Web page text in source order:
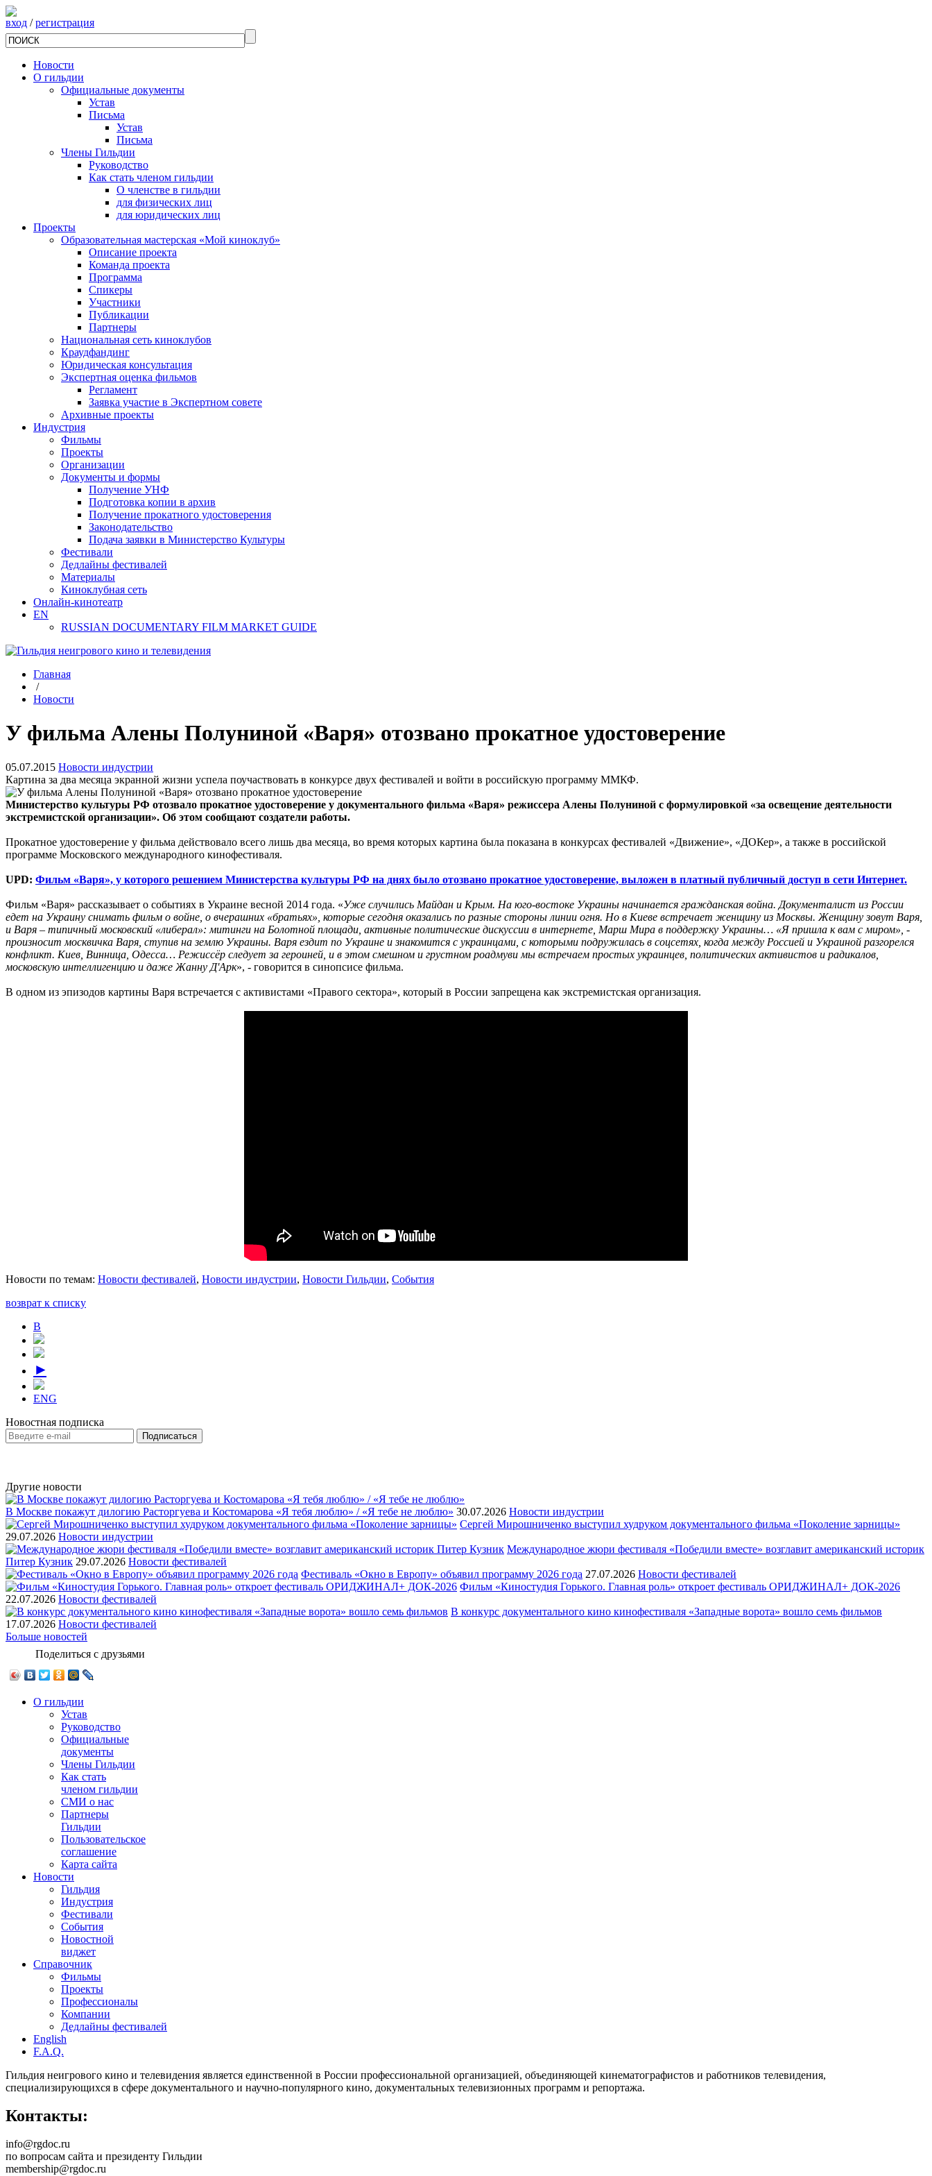
вход /регистрация
Новости
О гильдии
Официальные документы
Устав
Письма
Устав
Письма
Члены Гильдии
Руководство
Как стать членом гильдии
О членстве в гильдии
для физических лиц
для юридических лиц
Проекты
Образовательная мастерская «Мой киноклуб»
Описание проекта
Команда проекта
Программа
Спикеры
Участники
Публикации
Партнеры
Национальная сеть киноклубов
Краудфандинг
Юридическая консультация
Экспертная оценка фильмов
Регламент
Заявка участие в Экспертном совете
Архивные проекты
Индустрия
Фильмы
Проекты
Организации
Документы и формы
Получение УНФ
Подготовка копии в архив
Получение прокатного удостоверения
Законодательство
Подача заявки в Министерство Культуры
Фестивали
Дедлайны фестивалей
Материалы
Киноклубная сеть
Онлайн-кинотеатр
EN
RUSSIAN DOCUMENTARY FILM MARKET GUIDE
Главная
/
Новости
У фильма Алены Полуниной «Варя» отозвано прокатное удостоверение
05.07.2015 Новости индустрии
Картина за два месяца экранной жизни успела поучаствовать в конкурсе двух фестивалей и войти в российскую программу ММКФ.
Министерство культуры РФ отозвало прокатное удостоверение у документального фильма «Варя» режиссера Алены Полуниной с формулировкой «за освещение деятельности
экстремистской организации». Об этом сообщают создатели работы.
Прокатное удостоверение у фильма действовало всего лишь два месяца, во время которых картина была показана в конкурсах фестивалей «Движение», «ДОКер», а также в российской
программе Московского международного кинофестиваля.
UPD: Фильм «Варя», у которого решением Министерства культуры РФ на днях было отозвано прокатное удостоверение, выложен в платный публичный доступ в сети Интернет.
Фильм «Варя» рассказывает о событиях в Украине весной 2014 года. «Уже случились Майдан и Крым. На юго-востоке Украины начинается гражданская война. Документалист из России
едет на Украину снимать фильм о войне, о вчерашних «братьях», которые сегодня оказались по разные стороны линии огня. Но в Киеве встречает женщину из Москвы. Женщину зовут Варя,
и Варя – типичный московский «либерал»: митинги на Болотной площади, активные политические дискуссии в интернете, Марш Мира в поддержку Украины… «Я пришла к вам с миром», -
произносит москвичка Варя, ступив на землю Украины. Варя ездит по Украине и знакомится с украинцами, с которыми подружилась в соцсетях, когда между Россией и Украиной разгорелся
конфликт. Киев, Винница, Одесса… Режиссёр следует за героиней, и в этом смешном и грустном роадмуви мы встречаем простых украинцев, политических активистов и радикалов,
московскую интеллигенцию и даже Жанну Д'Арк», - говорится в синопсисе фильма.
В одном из эпизодов картины Варя встречается с активистами «Правого сектора», который в России запрещена как экстремистская организация.
Новости по темам: Новости фестивалей, Новости индустрии, Новости Гильдии, События
возврат к списку
В
►
ENG
Новостная подписка
Другие новости
В Москве покажут дилогию Расторгуева и Костомарова «Я тебя люблю» / «Я тебе не люблю» 30.07.2026 Новости индустрии
Сергей Мирошниченко выступил худруком документального фильма «Поколение зарницы»
29.07.2026 Новости индустрии
Международное жюри фестиваля «Победили вместе» возглавит американский историк
Питер Кузник 29.07.2026 Новости фестивалей
Фестиваль «Окно в Европу» объявил программу 2026 года 27.07.2026 Новости фестивалей
Фильм «Киностудия Горького. Главная роль» откроет фестиваль ОРИДЖИНАЛ+ ДОК-2026
22.07.2026 Новости фестивалей
В конкурс документального кино кинофестиваля «Западные ворота» вошло семь фильмов
17.07.2026 Новости фестивалей
Больше новостей
Поделиться с друзьями
О гильдии
Устав
Руководство
Официальные
документы
Члены Гильдии
Как стать
членом гильдии
СМИ о нас
Партнеры
Гильдии
Пользовательское
соглашение
Карта сайта
Новости
Гильдия
Индустрия
Фестивали
События
Новостной
виджет
Справочник
Фильмы
Проекты
Профессионалы
Компании
Дедлайны фестивалей
English
F.A.Q.
Гильдия неигрового кино и телевидения является единственной в России профессиональной организацией, объединяющей кинематографистов и работников телевидения,
специализирующихся в сфере документального и научно-популярного кино, документальных телевизионных программ и репортажа.
Контакты:
info@rgdoc.ru
по вопросам сайта и президенту Гильдии
membership@rgdoc.ru